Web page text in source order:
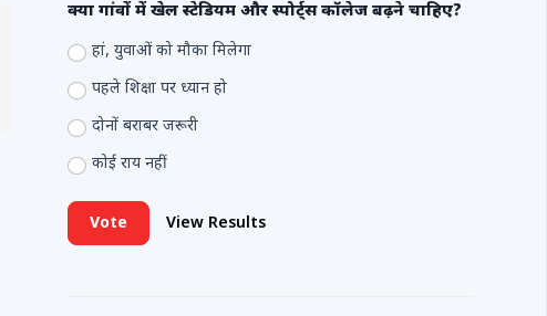
क्या गांवों में खेल स्टेडियम और स्पोर्ट्स कॉलेज बढ़ने चाहिए?
हां, युवाओं को मौका मिलेगा
पहले शिक्षा पर ध्यान हो
दोनों बराबर जरूरी
कोई राय नहीं
Vote View Results